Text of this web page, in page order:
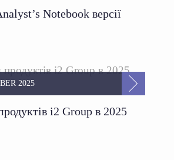
Notebook версії
i2 Group в 2025
2025